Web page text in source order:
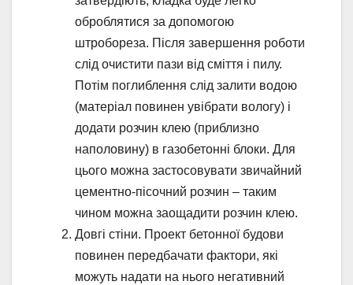
оброблятися за допомогою
штробореза. Після завершення роботи
слід очистити пази від сміття і пилу.
Потім поглиблення слід залити водою
(матеріал повинен увібрати вологу) і
додати розчин клею (приблизно
наполовину) в газобетонні блоки. Для
цього можна застосовувати звичайний
цементно-пісочний розчин – таким
чином можна заощадити розчин клею.
Довгі стіни. Проект бетонної будови
повинен передбачати фактори, які
можуть надати на нього негативний